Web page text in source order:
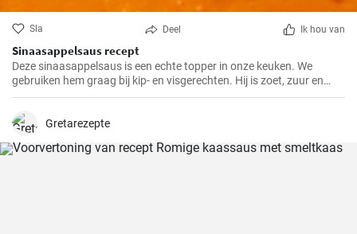
Sla Deel Ik hou van
Sinaasappelsaus recept
Deze sinaasappelsaus is een echte topper in onze keuken. We
gebruiken hem graag bij kip- en visgerechten. Hij is zoet, zuur en
heeft een frisse sinaasappelsmaak die elk gerecht pittiger maakt.
Gretarezepte